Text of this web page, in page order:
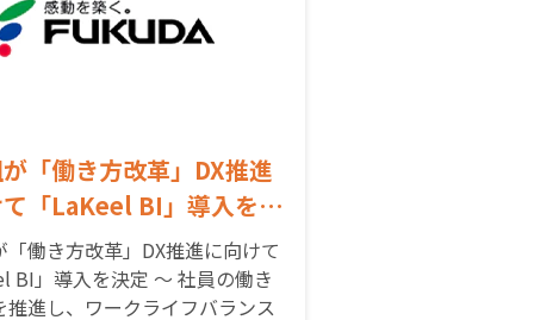
「働き方改革」DX推進
「LaKeel BI」導入を
員の働き方改革を推進
クライフバランスを実
「働き方改革」DX推進に向けて
BI」導入を決定 ～ 社員の働き
推進し、ワークライフバランス